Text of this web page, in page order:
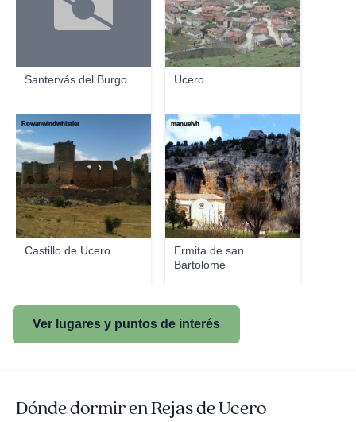
Santervás del Burgo Ucero
Castillo de Ucero
Rowanwindwhistler
Ermita de san
Bartolomé
manuelvh
Ver lugares y puntos de interés
Dónde dormir en Rejas de Ucero